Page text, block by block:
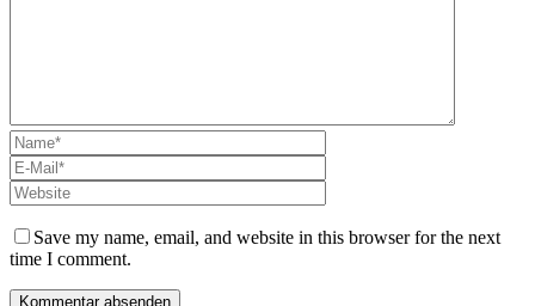
Save my name, email, and website in this browser for the next
time I comment.